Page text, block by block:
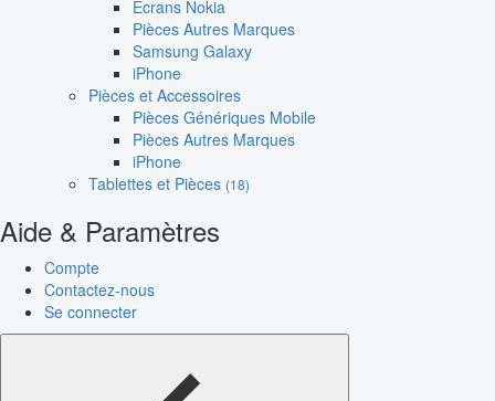
Écrans Nokia
Pièces Autres Marques
Samsung Galaxy
iPhone
Pièces et Accessoires
Pièces Génériques Mobile
Pièces Autres Marques
iPhone
Tablettes et Pièces (18)
Aide & Paramètres
Compte
Contactez-nous
Se connecter